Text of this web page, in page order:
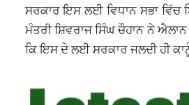
ਸਰਕਾਰ ਇਸ ਲਈ ਵਿਧਾਨ ਸਭਾ
ਮੰਤਰੀ ਸ਼ਿਵਰਾਜ ਸਿੰਘ ਚੌਹਾਨ ਨੇ
ਕਿ ਇਸ ਦੇ ਲਈ ਸਰਕਾਰ ਜਲਦੀ ਹੀ